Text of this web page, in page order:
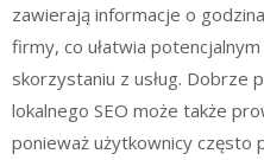
zawierają informacje o
firmy, co ułatwia
skorzystaniu z usług. Dobrze
lokalnego SEO może także
ponieważ użytkownicy często